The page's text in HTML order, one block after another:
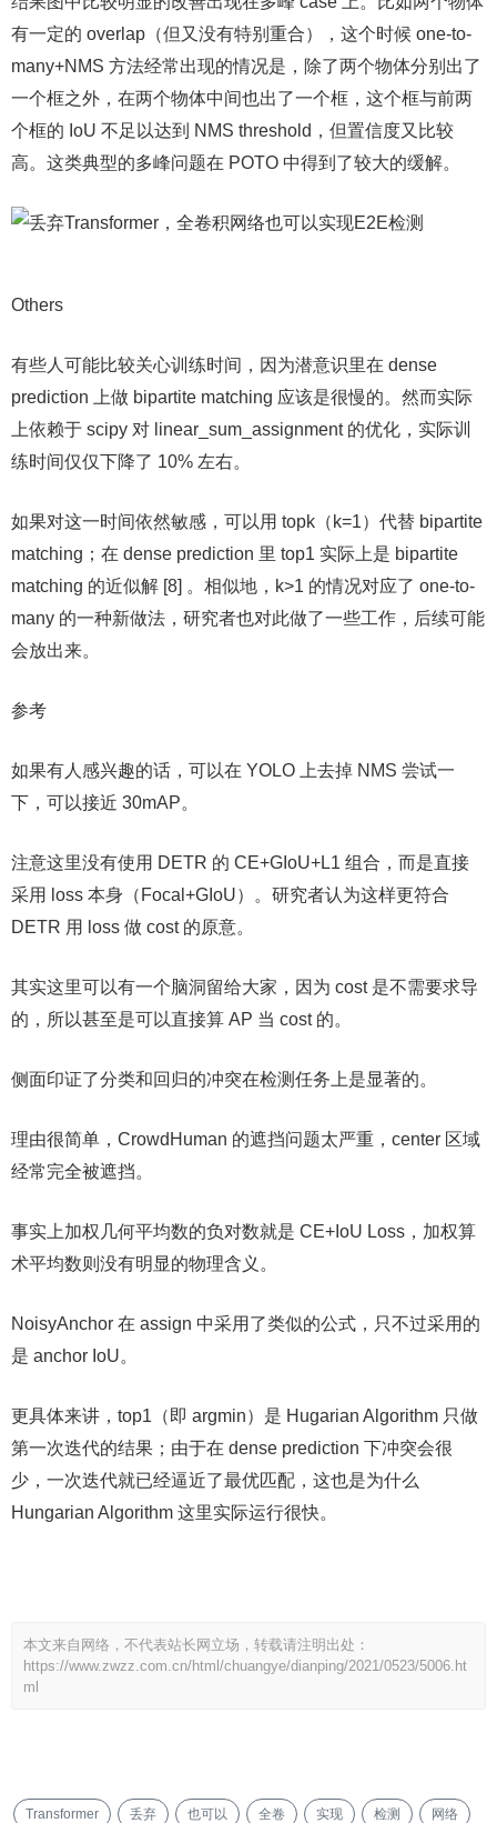
有一定的 overlap（但又没有特别重合），这个时候 one-to-
many+NMS 方法经常出现的情况是，除了两个物体分别出了
一个框之外，在两个物体中间也出了一个框，这个框与前两
个框的 IoU 不足以达到 NMS threshold，但置信度又比较
高。这类典型的多峰问题在 POTO 中得到了较大的缓解。
Others
有些人可能比较关心训练时间，因为潜意识里在 dense
prediction 上做 bipartite matching 应该是很慢的。然而实际
上依赖于 scipy 对 linear_sum_assignment 的优化，实际训
练时间仅仅下降了 10% 左右。
如果对这一时间依然敏感，可以用 topk（k=1）代替 bipartite
matching；在 dense prediction 里 top1 实际上是 bipartite
matching 的近似解 [8] 。相似地，k>1 的情况对应了 one-to-
many 的一种新做法，研究者也对此做了一些工作，后续可能
会放出来。
参考
如果有人感兴趣的话，可以在 YOLO 上去掉 NMS 尝试一
下，可以接近 30mAP。
注意这里没有使用 DETR 的 CE+GIoU+L1 组合，而是直接
采用 loss 本身（Focal+GIoU）。研究者认为这样更符合
DETR 用 loss 做 cost 的原意。
其实这里可以有一个脑洞留给大家，因为 cost 是不需要求导
的，所以甚至是可以直接算 AP 当 cost 的。
侧面印证了分类和回归的冲突在检测任务上是显著的。
理由很简单，CrowdHuman 的遮挡问题太严重，center 区域
经常完全被遮挡。
事实上加权几何平均数的负对数就是 CE+IoU Loss，加权算
术平均数则没有明显的物理含义。
NoisyAnchor 在 assign 中采用了类似的公式，只不过采用的
是 anchor IoU。
更具体来讲，top1（即 argmin）是 Hugarian Algorithm 只做
第一次迭代的结果；由于在 dense prediction 下冲突会很
少，一次迭代就已经逼近了最优匹配，这也是为什么
Hungarian Algorithm 这里实际运行很快。
本文来自网络，不代表站长网立场，转载请注明出处：
https://www.zwzz.com.cn/html/chuangye/dianping/2021/0523/5006.ht
ml
Transformer 丢弃 也可以 全卷 实现 检测 网络